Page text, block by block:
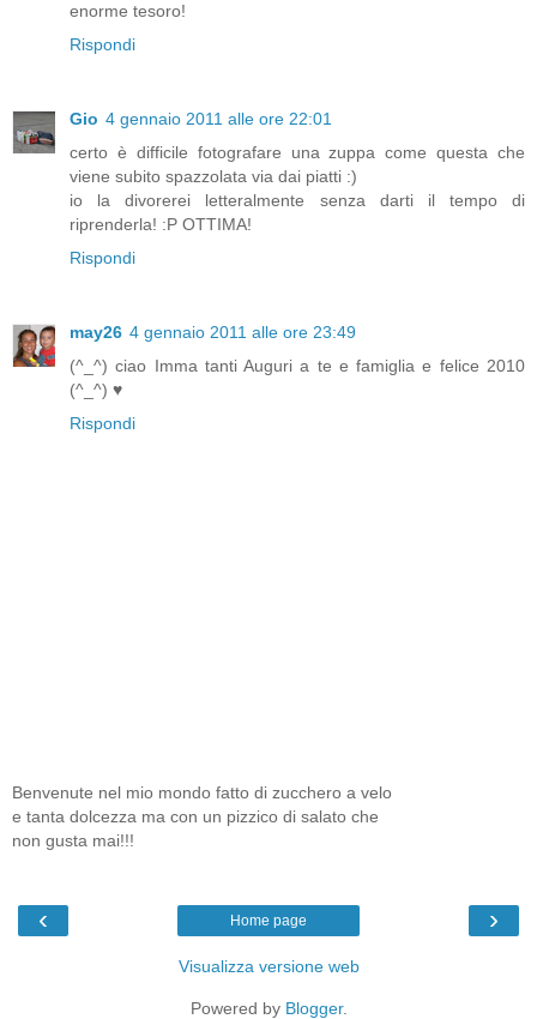
enorme tesoro!
Rispondi
Gio 4 gennaio 2011 alle ore 22:01
certo è difficile fotografare una zuppa come questa che
viene subito spazzolata via dai piatti :)
io la divorerei letteralmente senza darti il tempo di
riprenderla! :P OTTIMA!
Rispondi
may26 4 gennaio 2011 alle ore 23:49
(^_^) ciao Imma tanti Auguri a te e famiglia e felice 2010
(^_^) ♥
Rispondi
Benvenute nel mio mondo fatto di zucchero a velo
e tanta dolcezza ma con un pizzico di salato che
non gusta mai!!!
‹ ›
Home page
Visualizza versione web
Powered by Blogger.